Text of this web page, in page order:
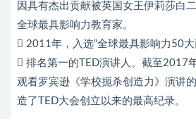
因具有杰出贡献被英国女王伊莉莎白
全球最具影响力教育家。
 2011年，入选“全球最具影响力50大
 排名第一的TED演讲人。截至2017
观看罗宾逊《学校扼杀创造力》演讲
造了TED大会创立以来的最高纪录。